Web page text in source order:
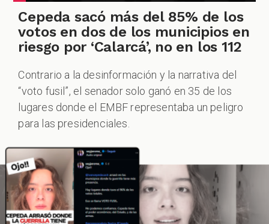
Cepeda sacó más del 85% de los
votos en dos de los municipios en
riesgo por ‘Calarcá’, no en los 112
Contrario a la desinformación y la narrativa del
“voto fusil”, el senador solo ganó en 35 de los
lugares donde el EMBF representaba un peligro
para las presidenciales.